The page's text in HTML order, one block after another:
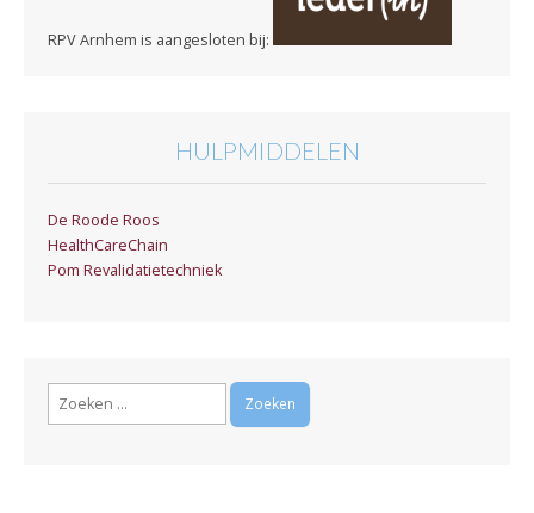
RPV Arnhem is aangesloten bij:
HULPMIDDELEN
De Roode Roos
HealthCareChain
Pom Revalidatietechniek
Zoeken